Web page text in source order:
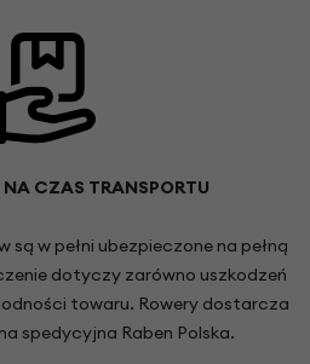
NA CZAS TRANSPORTU
są w pełni ubezpieczone na pełną
dotyczy zarówno uszkodzeń
towaru. Rowery dostarcza
spedycyjna Raben Polska.